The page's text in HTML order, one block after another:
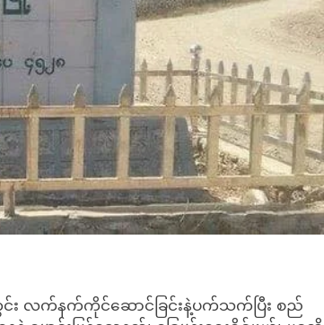
င်း လက်နက်ကိုင်ဆောင်ခြင်းနဲ့ပက်သက်ပြီး စည်